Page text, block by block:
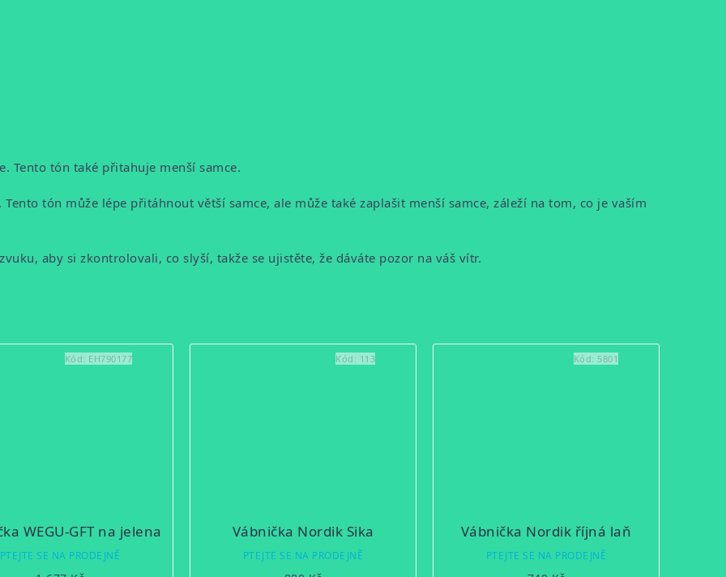
Tento tón také přitahuje menší samce.
tón může lépe přitáhnout větší samce, ale může také zaplašit menší samce, záleží na tom, co je vaším
aby si zkontrolovali, co slyší, takže se ujistěte, že dáváte pozor na váš vítr.
WEGU-GFT na jelena
PTEJTE SE NA PRODEJNĚ
Kód: EH790177
Vábnička Nordik Sika
PTEJTE SE NA PRODEJNĚ
Kód: 113
Vábnička Nordik říjná laň
PTEJTE SE NA PRODEJNĚ
Kód: 5801